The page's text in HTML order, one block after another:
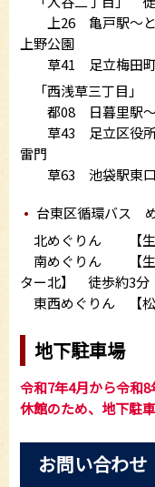
上26 亀戸駅～と
上野公園
草41 足立梅田町
「西浅草三丁目」
都08 日暮里駅～
草43 足立区役所
雷門
草63 池袋駅東口
台東区循環バス
北めぐりん 【生
南めぐりん 【生
ター北】 徒歩約3分
東西めぐりん 【
地下駐車場
令和7年4月から令和
休館のため、地下駐
お問い合わせ